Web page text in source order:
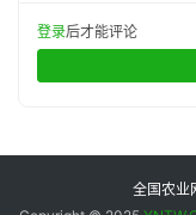
登录后才能评论
全国农业